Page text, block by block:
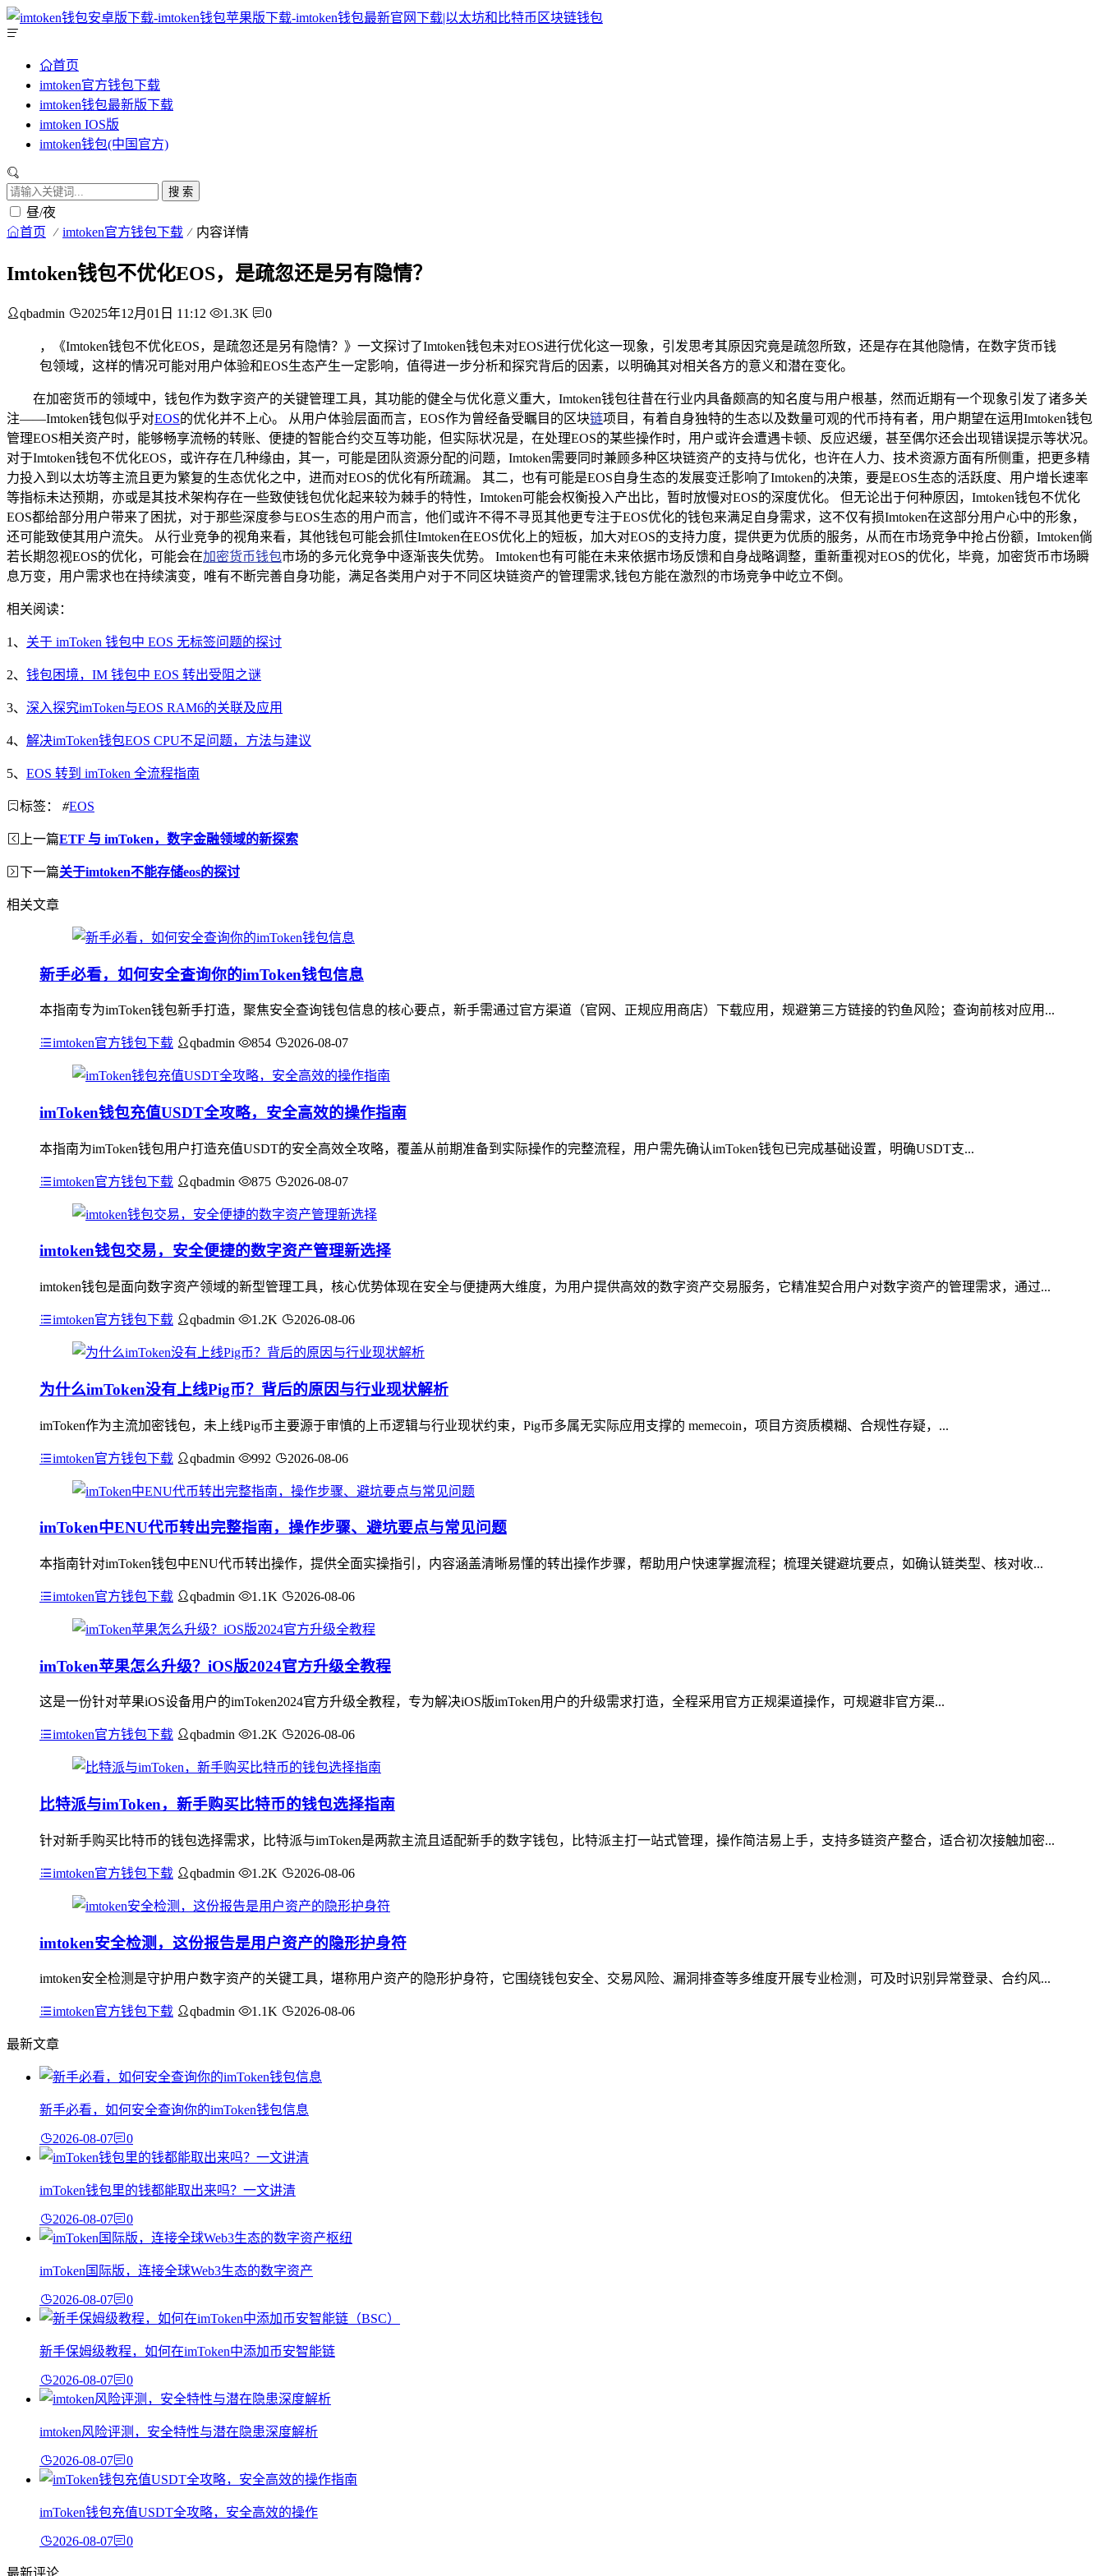
首页
imtoken官方钱包下载
imtoken钱包最新版下载
imtoken IOS版
imtoken钱包(中国官方)
搜 索
昼/夜
首页 imtoken官方钱包下载 内容详情
Imtoken钱包不优化EOS，是疏忽还是另有隐情？
qbadmin 2025年12月01日 11:12 1.3K 0
，《Imtoken钱包不优化EOS，是疏忽还是另有隐情？》一文探讨了Imtoken钱包未对EOS进行优化这一现象，引发思考其原因究竟是疏忽所致，还是存在其他隐情，在数字货币钱
包领域，这样的情况可能对用户体验和EOS生态产生一定影响，值得进一步分析和探究背后的因素，以明确其对相关各方的意义和潜在变化。
在加密货币的领域中，钱包作为数字资产的关键管理工具，其功能的健全与优化意义重大，Imtoken钱包往昔在行业内具备颇高的知名度与用户根基，然而近期有一个现象引发了诸多关
注——Imtoken钱包似乎对EOS的优化并不上心。 从用户体验层面而言，EOS作为曾经备受瞩目的区块链项目，有着自身独特的生态以及数量可观的代币持有者，用户期望在运用Imtoken钱包
管理EOS相关资产时，能够畅享流畅的转账、便捷的智能合约交互等功能，但实际状况是，在处理EOS的某些操作时，用户或许会遭遇卡顿、反应迟缓，甚至偶尔还会出现错误提示等状况。
对于Imtoken钱包不优化EOS，或许存在几种缘由，其一，可能是团队资源分配的问题，Imtoken需要同时兼顾多种区块链资产的支持与优化，也许在人力、技术资源方面有所侧重，把更多精
力投入到以太坊等主流且更为繁复的生态优化之中，进而对EOS的优化有所疏漏。 其二，也有可能是EOS自身生态的发展变迁影响了Imtoken的决策，要是EOS生态的活跃度、用户增长速率
等指标未达预期，亦或是其技术架构存在一些致使钱包优化起来较为棘手的特性，Imtoken可能会权衡投入产出比，暂时放慢对EOS的深度优化。 但无论出于何种原因，Imtoken钱包不优化
EOS都给部分用户带来了困扰，对于那些深度参与EOS生态的用户而言，他们或许不得不寻觅其他更专注于EOS优化的钱包来满足自身需求，这不仅有损Imtoken在这部分用户心中的形象，
还可能致使其用户流失。 从行业竞争的视角来看，其他钱包可能会抓住Imtoken在EOS优化上的短板，加大对EOS的支持力度，提供更为优质的服务，从而在市场竞争中抢占份额，Imtoken倘
若长期忽视EOS的优化，可能会在加密货币钱包市场的多元化竞争中逐渐丧失优势。 Imtoken也有可能在未来依据市场反馈和自身战略调整，重新重视对EOS的优化，毕竟，加密货币市场瞬
息万变，用户需求也在持续演变，唯有不断完善自身功能，满足各类用户对于不同区块链资产的管理需求,钱包方能在激烈的市场竞争中屹立不倒。
相关阅读：
1、 关于 imToken 钱包中 EOS 无标签问题的探讨
2、 钱包困境，IM 钱包中 EOS 转出受阻之谜
3、 深入探究imToken与EOS RAM6的关联及应用
4、 解决imToken钱包EOS CPU不足问题，方法与建议
5、 EOS 转到 imToken 全流程指南
标签： #EOS
上一篇ETF 与 imToken，数字金融领域的新探索
下一篇关于imtoken不能存储eos的探讨
相关文章
新手必看，如何安全查询你的imToken钱包信息
本指南专为imToken钱包新手打造，聚焦安全查询钱包信息的核心要点，新手需通过官方渠道（官网、正规应用商店）下载应用，规避第三方链接的钓鱼风险；查询前核对应用...
imtoken官方钱包下载 qbadmin 854 2026-08-07
imToken钱包充值USDT全攻略，安全高效的操作指南
本指南为imToken钱包用户打造充值USDT的安全高效全攻略，覆盖从前期准备到实际操作的完整流程，用户需先确认imToken钱包已完成基础设置，明确USDT支...
imtoken官方钱包下载 qbadmin 875 2026-08-07
imtoken钱包交易，安全便捷的数字资产管理新选择
imtoken钱包是面向数字资产领域的新型管理工具，核心优势体现在安全与便捷两大维度，为用户提供高效的数字资产交易服务，它精准契合用户对数字资产的管理需求，通过...
imtoken官方钱包下载 qbadmin 1.2K 2026-08-06
为什么imToken没有上线Pig币？背后的原因与行业现状解析
imToken作为主流加密钱包，未上线Pig币主要源于审慎的上币逻辑与行业现状约束，Pig币多属无实际应用支撑的 memecoin，项目方资质模糊、合规性存疑，...
imtoken官方钱包下载 qbadmin 992 2026-08-06
imToken中ENU代币转出完整指南，操作步骤、避坑要点与常见问题
本指南针对imToken钱包中ENU代币转出操作，提供全面实操指引，内容涵盖清晰易懂的转出操作步骤，帮助用户快速掌握流程；梳理关键避坑要点，如确认链类型、核对收...
imtoken官方钱包下载 qbadmin 1.1K 2026-08-06
imToken苹果怎么升级？iOS版2024官方升级全教程
这是一份针对苹果iOS设备用户的imToken2024官方升级全教程，专为解决iOS版imToken用户的升级需求打造，全程采用官方正规渠道操作，可规避非官方渠...
imtoken官方钱包下载 qbadmin 1.2K 2026-08-06
比特派与imToken，新手购买比特币的钱包选择指南
针对新手购买比特币的钱包选择需求，比特派与imToken是两款主流且适配新手的数字钱包，比特派主打一站式管理，操作简洁易上手，支持多链资产整合，适合初次接触加密...
imtoken官方钱包下载 qbadmin 1.2K 2026-08-06
imtoken安全检测，这份报告是用户资产的隐形护身符
imtoken安全检测是守护用户数字资产的关键工具，堪称用户资产的隐形护身符，它围绕钱包安全、交易风险、漏洞排查等多维度开展专业检测，可及时识别异常登录、合约风...
imtoken官方钱包下载 qbadmin 1.1K 2026-08-06
最新文章
新手必看，如何安全查询你的imToken钱包信息
2026-08-07 0
imToken钱包里的钱都能取出来吗？一文讲清
2026-08-07 0
imToken国际版，连接全球Web3生态的数字资产
2026-08-07 0
新手保姆级教程，如何在imToken中添加币安智能链
2026-08-07 0
imtoken风险评测，安全特性与潜在隐患深度解析
2026-08-07 0
imToken钱包充值USDT全攻略，安全高效的操作
2026-08-07 0